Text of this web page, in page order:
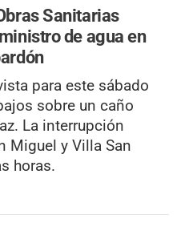
Sanitarias
de agua en
para este sábado
sobre un caño
La interrupción
Miguel y Villa San
horas.